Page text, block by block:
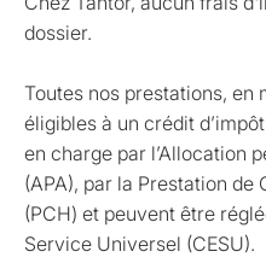
dossier.
Toutes nos prestations, en
éligibles à un crédit
en charge par l’Allocation
(APA), par la Prestation
(PCH) et peuvent être
Service Universel (CESU).